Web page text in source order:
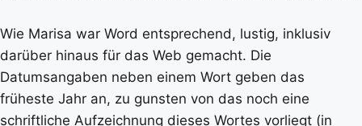
Wie Marisa war Word entsprechend, lustig, inklusiv
darüber hinaus für das Web gemacht. Die
Datumsangaben neben einem Wort geben das
früheste Jahr an, zu gunsten von das noch eine
schriftliche Aufzeichnung dieses Wortes vorliegt (in